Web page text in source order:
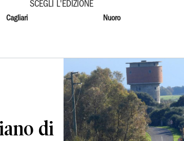
SCEGLI L'EDIZIONE
Cagliari Nuoro
di